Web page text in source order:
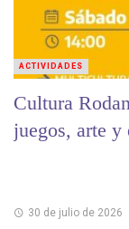
Cultura
juegos, arte y
30 de julio de 2026
ACTIVIDADES